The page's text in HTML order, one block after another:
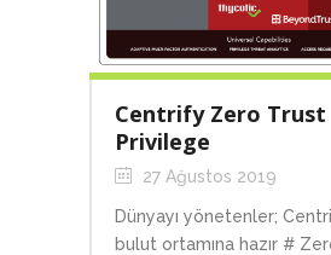
Centrify Zero Trust
Privilege
27 Ağustos 2019
Dünyayı yönetenler;
bulut ortamına hazır #